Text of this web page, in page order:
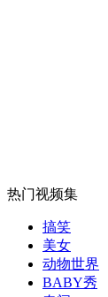
女孩北京
无痛分娩
热门视频集
搞笑
美女
动物世界
BABY秀